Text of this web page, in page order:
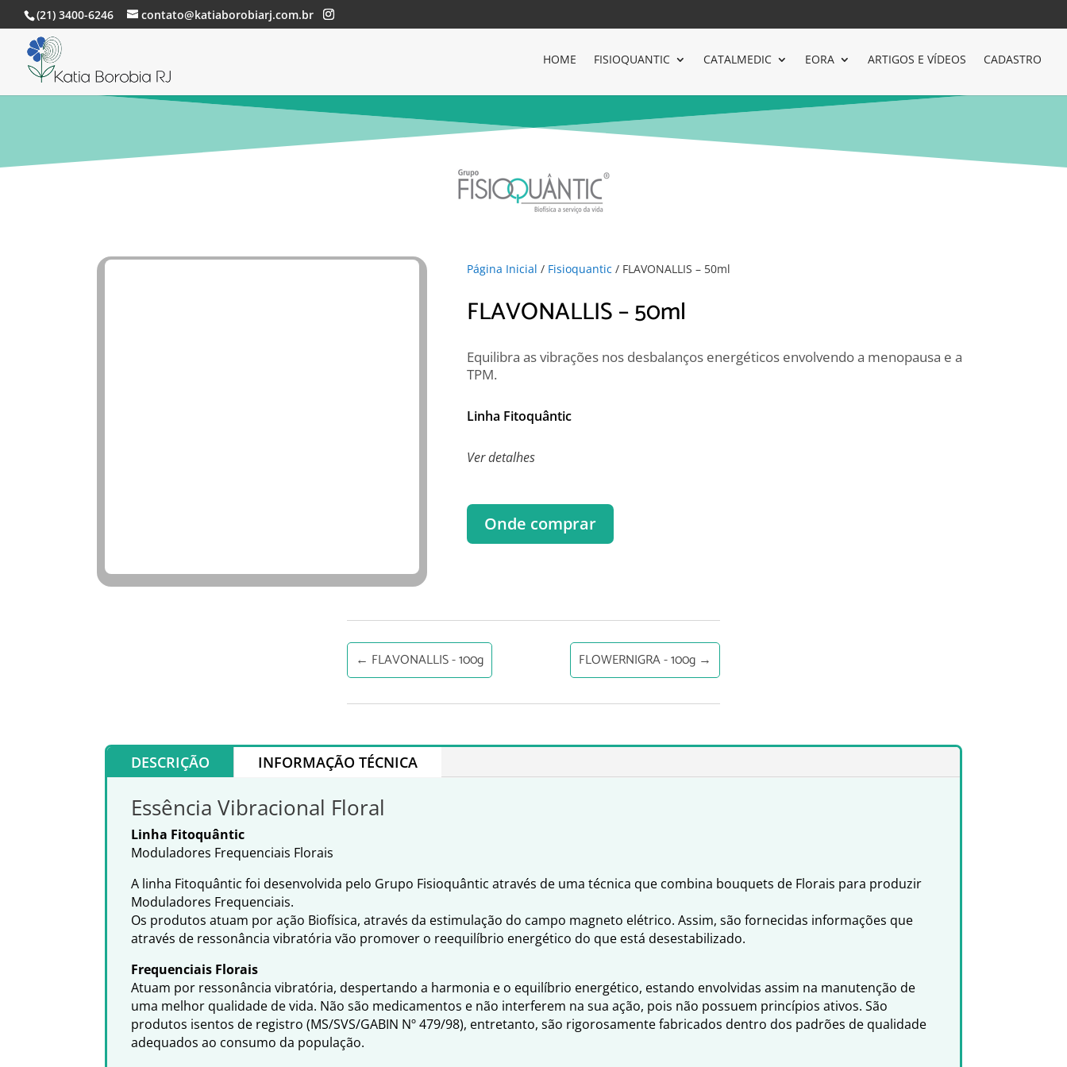
(21) 3400-6246 contato@katiaborobiarj.com.br
HOME FISIOQUANTIC CATALMEDIC EORA ARTIGOS E VÍDEOS CADASTRO
Página Inicial / Fisioquantic / FLAVONALLIS – 50ml
FLAVONALLIS – 50ml
Equilibra as vibrações nos desbalanços energéticos envolvendo a menopausa e a
TPM.
Linha Fitoquântic
Ver detalhes
Onde comprar
← FLAVONALLIS - 100g FLOWERNIGRA - 100g →
DESCRIÇÃO INFORMAÇÃO TÉCNICA
Essência Vibracional Floral
Linha Fitoquântic
Moduladores Frequenciais Florais
A linha Fitoquântic foi desenvolvida pelo Grupo Fisioquântic através de uma técnica que combina bouquets de Florais para produzir
Moduladores Frequenciais.
Os produtos atuam por ação Biofísica, através da estimulação do campo magneto elétrico. Assim, são fornecidas informações que
através de ressonância vibratória vão promover o reequilíbrio energético do que está desestabilizado.
Frequenciais Florais
Atuam por ressonância vibratória, despertando a harmonia e o equilíbrio energético, estando envolvidas assim na manutenção de
uma melhor qualidade de vida. Não são medicamentos e não interferem na sua ação, pois não possuem princípios ativos. São
produtos isentos de registro (MS/SVS/GABIN Nº 479/98), entretanto, são rigorosamente fabricados dentro dos padrões de qualidade
adequados ao consumo da população.